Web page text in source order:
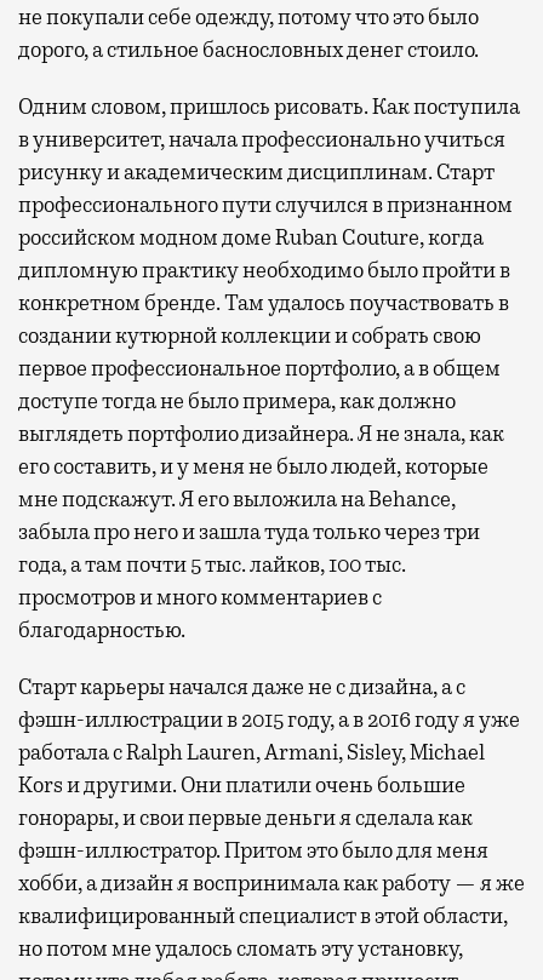
не покупали себе одежду, потому что это было
дорого, а стильное баснословных денег стоило.
Одним словом, пришлось рисовать. Как поступила
в университет, начала профессионально учиться
рисунку и академическим дисциплинам. Старт
профессионального пути случился в признанном
российском модном доме Rubаn Couture, когда
дипломную практику необходимо было пройти в
конкретном бренде. Там удалось поучаствовать в
создании кутюрной коллекции и собрать свою
первое профессиональное портфолио, а в общем
доступе тогда не было примера, как должно
выглядеть портфолио дизайнера. Я не знала, как
его составить, и у меня не было людей, которые
мне подскажут. Я его выложила на Behance,
забыла про него и зашла туда только через три
года, а там почти 5 тыс. лайков, 100 тыс.
просмотров и много комментариев с
благодарностью.
Старт карьеры начался даже не с дизайна, а с
фэшн-иллюстрации в 2015 году, а в 2016 году я уже
работала с Ralph Lauren, Armani, Sisley, Michael
Kors и другими. Они платили очень большие
гонорары, и свои первые деньги я сделала как
фэшн-иллюстратор. Притом это было для меня
хобби, а дизайн я воспринимала как работу — я же
квалифицированный специалист в этой области,
но потом мне удалось сломать эту установку,